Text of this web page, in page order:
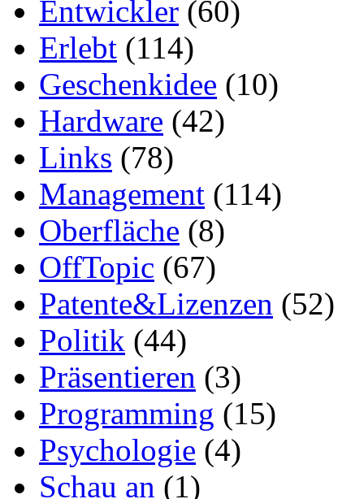
Entwickler (60)
Erlebt (114)
Geschenkidee (10)
Hardware (42)
Links (78)
Management (114)
Oberfläche (8)
OffTopic (67)
Patente&Lizenzen (52)
Politik (44)
Präsentieren (3)
Programming (15)
Psychologie (4)
Schau an (1)